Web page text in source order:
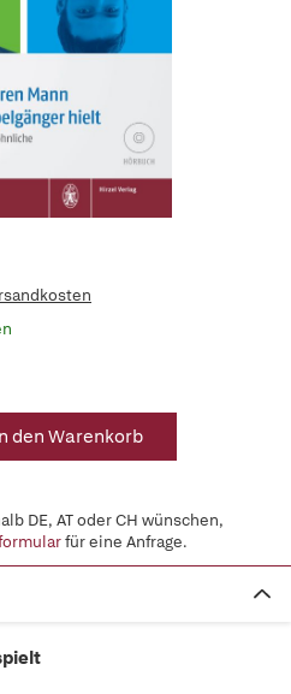
den Warenkorb
DE, AT oder CH wünschen,
für eine Anfrage.